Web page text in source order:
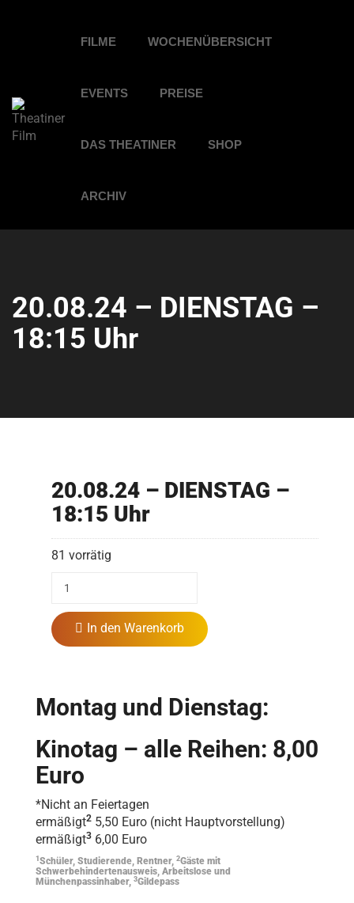
FILME WOCHENÜBERSICHT
EVENTS PREISE
DAS THEATINER SHOP
ARCHIV
20.08.24 – DIENSTAG –
18:15 Uhr
20.08.24 – DIENSTAG –
18:15 Uhr
81 vorrätig
In den Warenkorb
Montag und Dienstag:
Kinotag – alle Reihen: 8,00
Euro
*Nicht an Feiertagen
ermäßigt2 5,50 Euro (nicht Hauptvorstellung)
ermäßigt3 6,00 Euro
1 Schüler, Studierende, Rentner, 2Gäste mit
Schwerbehindertenausweis, Arbeitslose und
Münchenpassinhaber, 3Gildepass